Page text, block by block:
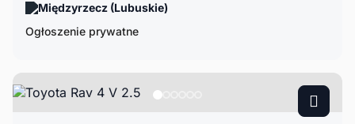
Międzyrzecz (Lubuskie)
Ogłoszenie prywatne